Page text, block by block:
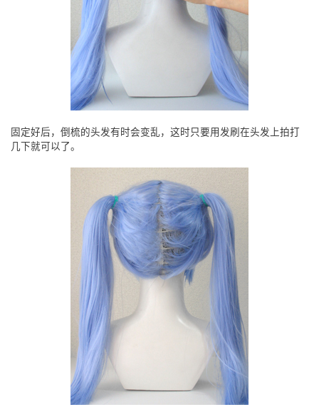
固定好后，倒梳的头发有时会变乱，这时只要用发刷在头发上拍打
几下就可以了。